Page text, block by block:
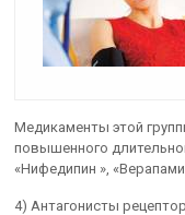
Медикаменты этой
повышенного
«Нифедипин »,
4) Антагонисты